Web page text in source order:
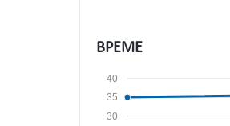
ВРЕМЕ
30
35
40